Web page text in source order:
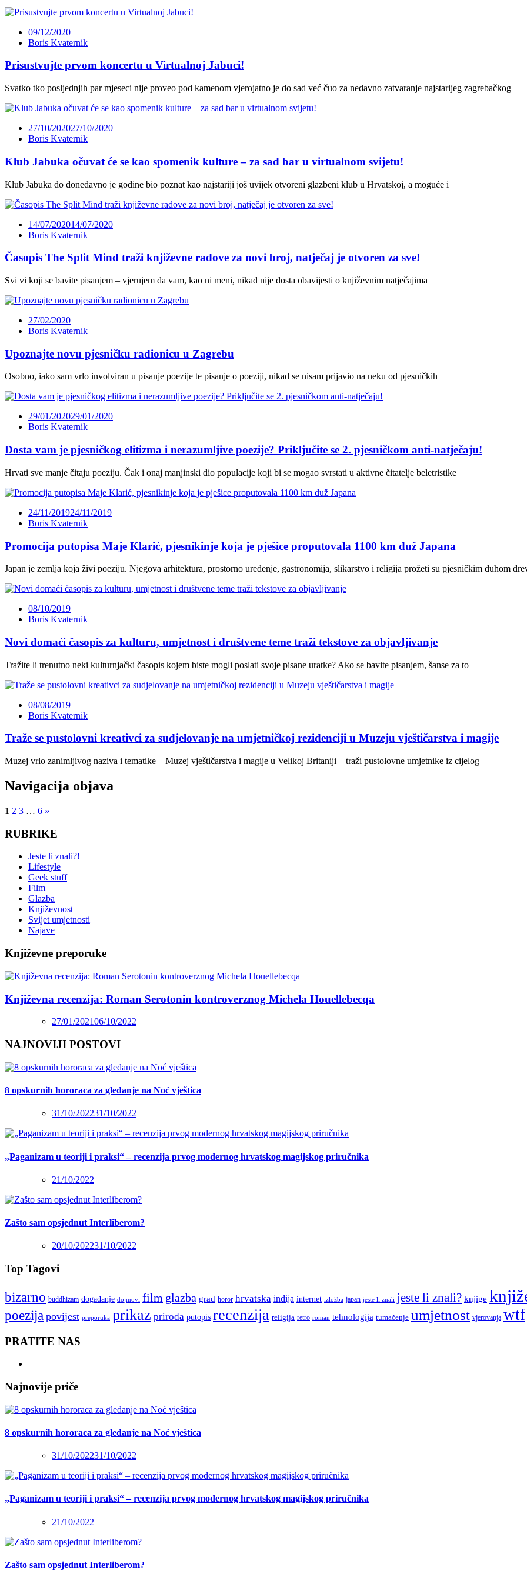
09/12/2020
Boris Kvaternik
Prisustvujte prvom koncertu u Virtualnoj Jabuci!
Svatko tko posljednjih par mjeseci nije proveo pod kamenom vjerojatno je do sad već čuo za nedavno zatvaranje najstarijeg zagrebačkog
27/10/202027/10/2020
Boris Kvaternik
Klub Jabuka očuvat će se kao spomenik kulture – za sad bar u virtualnom svijetu!
Klub Jabuka do donedavno je godine bio poznat kao najstariji još uvijek otvoreni glazbeni klub u Hrvatskoj, a moguće i
14/07/202014/07/2020
Boris Kvaternik
Časopis The Split Mind traži književne radove za novi broj, natječaj je otvoren za sve!
Svi vi koji se bavite pisanjem – vjerujem da vam, kao ni meni, nikad nije dosta obavijesti o književnim natječajima
27/02/2020
Boris Kvaternik
Upoznajte novu pjesničku radionicu u Zagrebu
Osobno, iako sam vrlo involviran u pisanje poezije te pisanje o poeziji, nikad se nisam prijavio na neku od pjesničkih
29/01/202029/01/2020
Boris Kvaternik
Dosta vam je pjesničkog elitizma i nerazumljive poezije? Priključite se 2. pjesničkom anti-natječaju!
Hrvati sve manje čitaju poeziju. Čak i onaj manjinski dio populacije koji bi se mogao svrstati u aktivne čitatelje beletristike
24/11/201924/11/2019
Boris Kvaternik
Promocija putopisa Maje Klarić, pjesnikinje koja je pješice proputovala 1100 km duž Japana
Japan je zemlja koja živi poeziju. Njegova arhitektura, prostorno uređenje, gastronomija, slikarstvo i religija prožeti su pjesničkim duhom
08/10/2019
Boris Kvaternik
Novi domaći časopis za kulturu, umjetnost i društvene teme traži tekstove za objavljivanje
Tražite li trenutno neki kulturnjački časopis kojem biste mogli poslati svoje pisane uratke? Ako se bavite pisanjem, šanse za to
08/08/2019
Boris Kvaternik
Traže se pustolovni kreativci za sudjelovanje na umjetničkoj rezidenciji u Muzeju vještičarstva i magije
Muzej vrlo zanimljivog naziva i tematike – Muzej vještičarstva i magije u Velikoj Britaniji – traži pustolovne umjetnike iz cijelog
Navigacija objava
1 2 3 … 6 »
RUBRIKE
Jeste li znali?!
Lifestyle
Geek stuff
Film
Glazba
Književnost
Svijet umjetnosti
Najave
Književne preporuke
Književna recenzija: Roman Serotonin kontroverznog Michela Houellebecqa
27/01/202106/10/2022
NAJNOVIJI POSTOVI
8 opskurnih hororaca za gledanje na Noć vještica
31/10/202231/10/2022
„Paganizam u teoriji i praksi“ – recenzija prvog modernog hrvatskog magijskog priručnika
21/10/2022
Zašto sam opsjednut Interliberom?
20/10/202231/10/2022
Top Tagovi
bizarno buddhizam događanje dojmovi film glazba grad horor hrvatska indija internet izložba japan jeste li znali jeste li znali? knjige
poezija povijest preporuka prikaz priroda putopis recenzija religija retro roman tehnologija tumačenje umjetnost vjerovanja wtf
PRATITE NAS
Najnovije priče
8 opskurnih hororaca za gledanje na Noć vještica
31/10/202231/10/2022
„Paganizam u teoriji i praksi“ – recenzija prvog modernog hrvatskog magijskog priručnika
21/10/2022
Zašto sam opsjednut Interliberom?